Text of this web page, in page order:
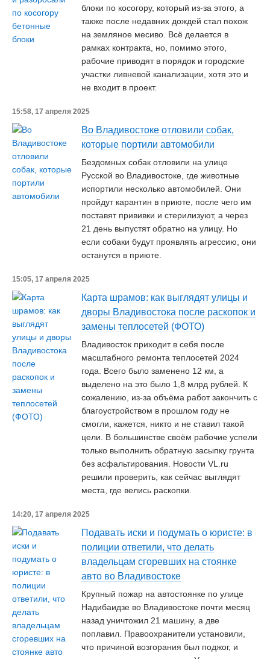
блоки по косогору, который из-за этого, а
также после недавних дождей стал похож
на земляное месиво. Всё делается в
рамках контракта, но, помимо этого,
рабочие приводят в порядок и городские
участки ливневой канализации, хотя это и
не входит в проект.
15:58, 17 апреля 2025
Во Владивостоке отловили собак,
которые портили автомобили
Бездомных собак отловили на улице
Русской во Владивостоке, где животные
испортили несколько автомобилей. Они
пройдут карантин в приюте, после чего им
поставят прививки и стерилизуют, а через
21 день выпустят обратно на улицу. Но
если собаки будут проявлять агрессию, они
останутся в приюте.
15:05, 17 апреля 2025
Карта шрамов: как выглядят улицы и
дворы Владивостока после раскопок и
замены теплосетей (ФОТО)
Владивосток приходит в себя после
масштабного ремонта теплосетей 2024
года. Всего было заменено 12 км, а
выделено на это было 1,8 млрд рублей. К
сожалению, из-за объёма работ закончить с
благоустройством в прошлом году не
смогли, кажется, никто и не ставил такой
цели. В большинстве своём рабочие успели
только выполнить обратную засыпку грунта
без асфальтирования. Новости VL.ru
решили проверить, как сейчас выглядят
места, где велись раскопки.
14:20, 17 апреля 2025
Подавать иски и подумать о юристе: в
полиции ответили, что делать
владельцам сгоревших на стоянке
авто во Владивостоке
Крупный пожар на автостоянке по улице
Надибаидзе во Владивостоке почти месяц
назад уничтожил 21 машину, а две
поплавил. Правоохранители установили,
что причиной возгорания был поджог, и